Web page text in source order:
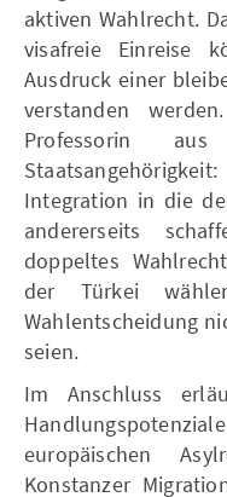
aktiven Wahlrecht.
visafreie Einreise
Ausdruck einer
verstanden
Professorin
Integration in die
andererseits
doppeltes
der Türkei
Wahlentscheidung
seien.
Im Anschluss
europäischen
Konstanzer